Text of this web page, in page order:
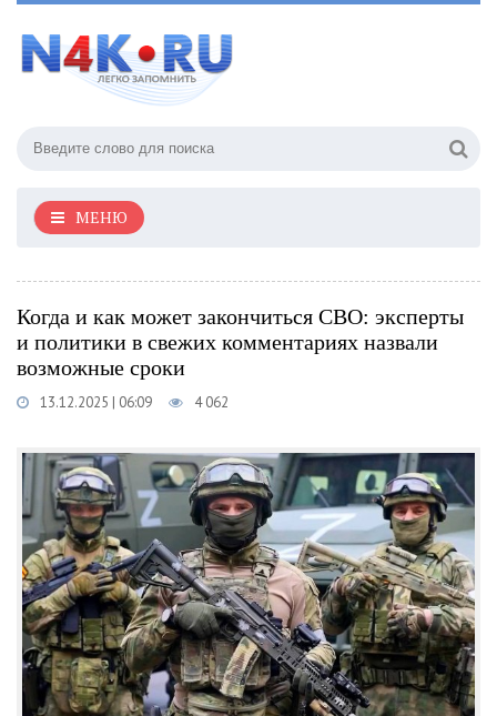
МЕНЮ
Когда и как может закончиться СВО: эксперты
и политики в свежих комментариях назвали
возможные сроки
13.12.2025 | 06:09 4 062